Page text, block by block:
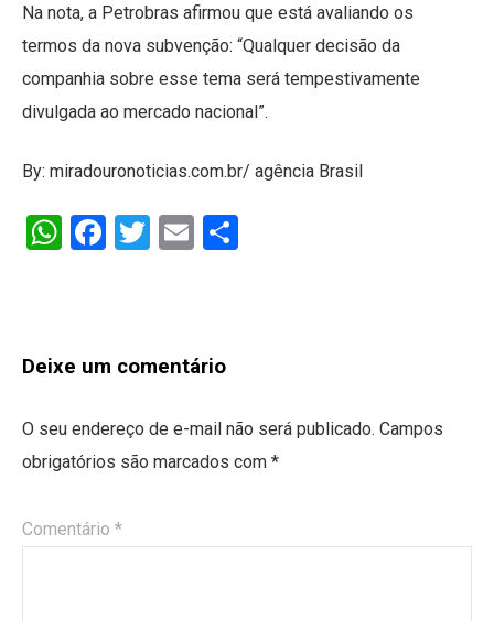
Na nota, a Petrobras afirmou que está avaliando os
termos da nova subvenção: “Qualquer decisão da
companhia sobre esse tema será tempestivamente
divulgada ao mercado nacional”.
By: miradouronoticias.com.br/ agência Brasil
WhatsApp
Facebook
Twitter
Email
Deixe um comentário
O seu endereço de e-mail não será publicado. Campos
obrigatórios são marcados com *
Comentário *